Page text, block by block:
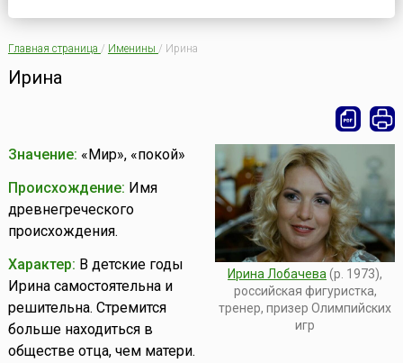
Главная страница / Именины / Ирина
Ирина
Ирина Лобачева (р. 1973),
российская фигуристка,
тренер, призер Олимпийских
игр
Значение: «Мир», «покой»
Происхождение: Имя
древнегреческого
происхождения.
Характер: В детские годы
Ирина самостоятельна и
решительна. Стремится
больше находиться в
обществе отца, чем матери.